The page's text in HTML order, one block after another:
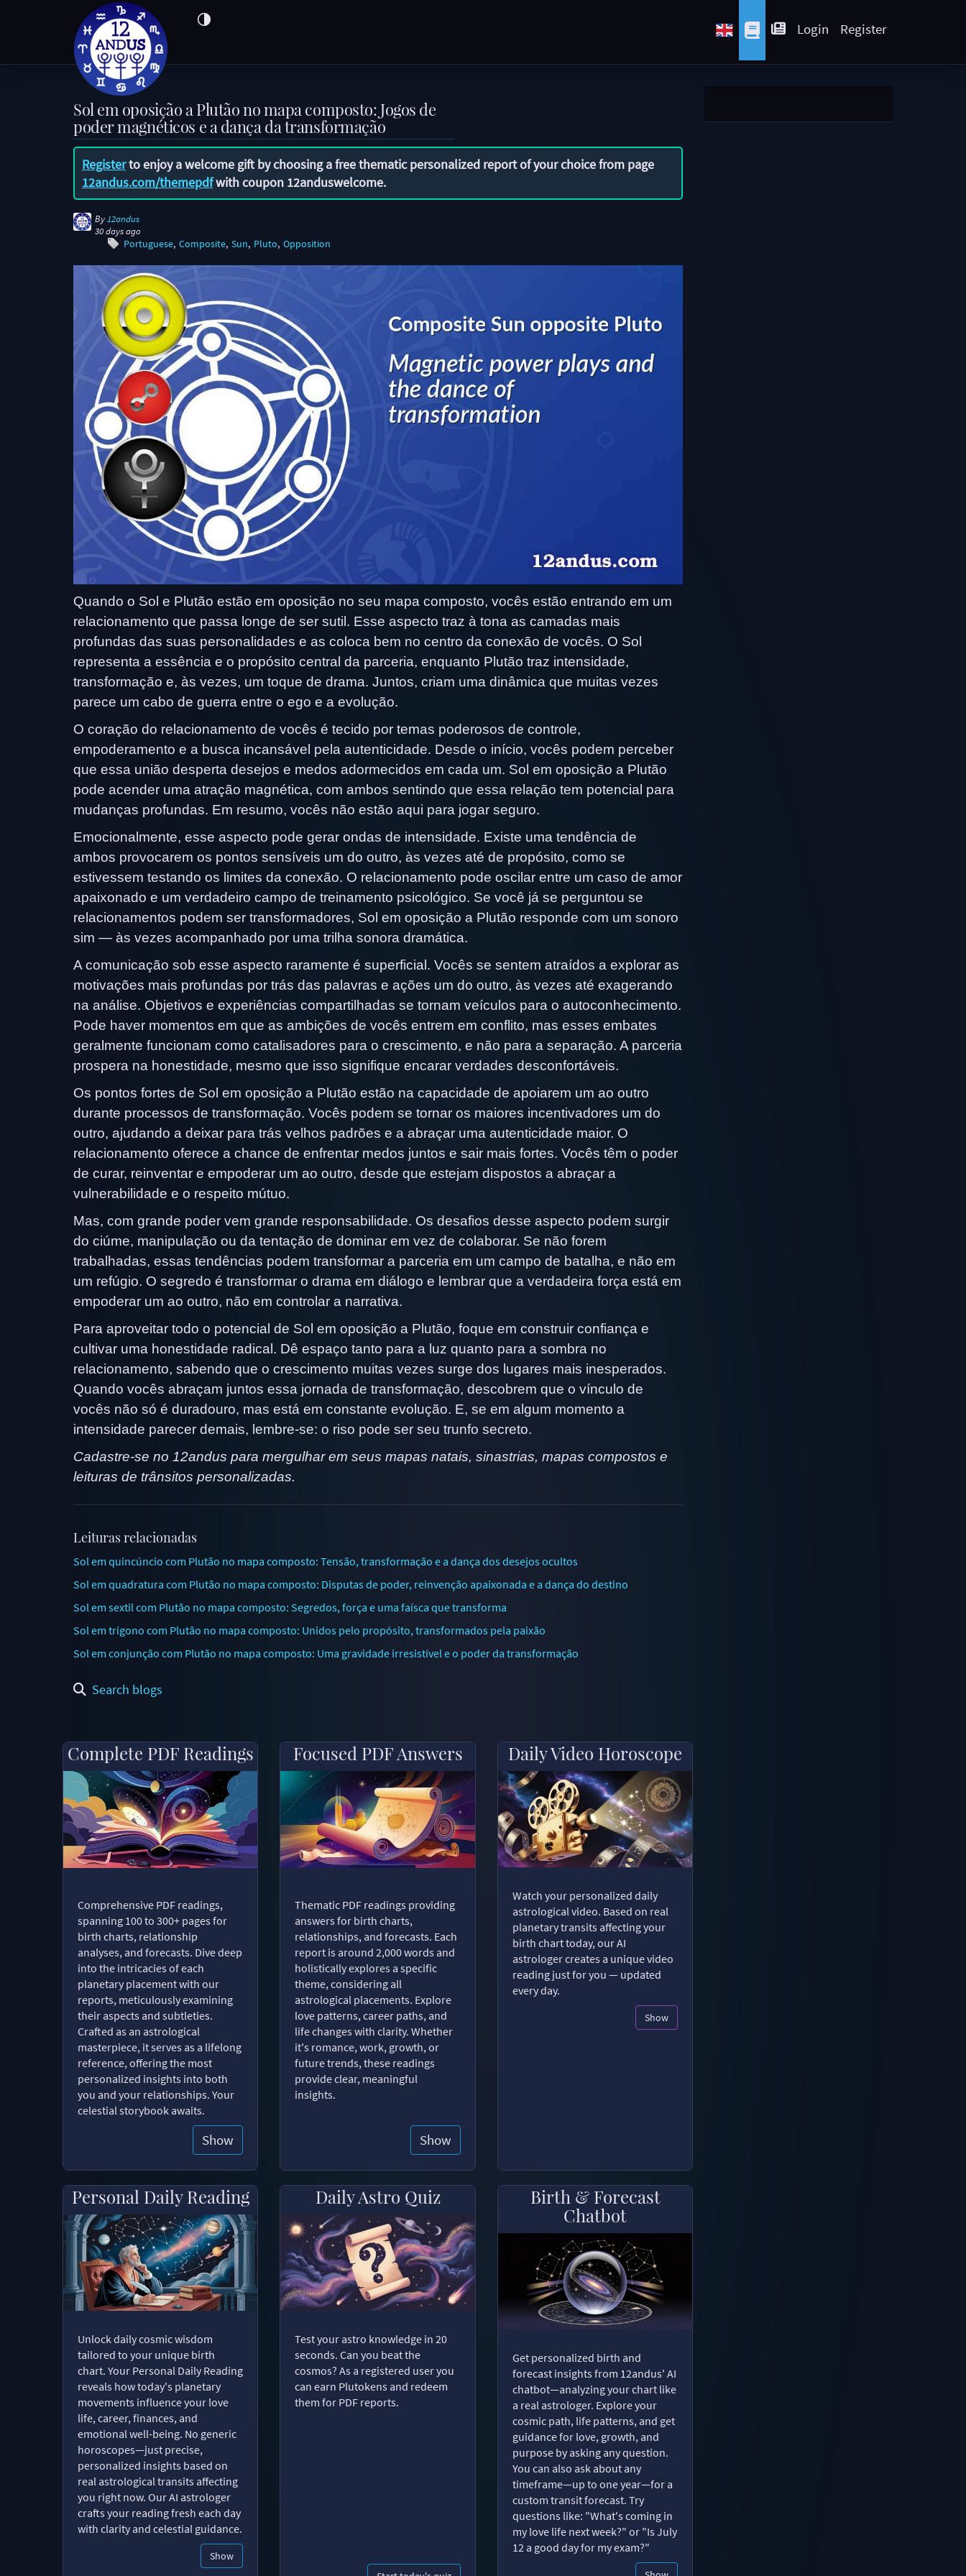
Login Register
Sol em oposição a Plutão no mapa composto: Jogos de
poder magnéticos e a dança da transformação
Registerto enjoy a welcome gift by choosing a free thematic personalized report of your choice from page
12andus.com/themepdfwith coupon 12anduswelcome.
By 12andus
30 days ago
Portuguese Composite Sun Pluto Opposition
Quando o Sol e Plutão estão em oposição no seu mapa composto, vocês estão entrando em um
relacionamento que passa longe de ser sutil. Esse aspecto traz à tona as camadas mais
profundas das suas personalidades e as coloca bem no centro da conexão de vocês. O Sol
representa a essência e o propósito central da parceria, enquanto Plutão traz intensidade,
transformação e, às vezes, um toque de drama. Juntos, criam uma dinâmica que muitas vezes
parece um cabo de guerra entre o ego e a evolução.
O coração do relacionamento de vocês é tecido por temas poderosos de controle,
empoderamento e a busca incansável pela autenticidade. Desde o início, vocês podem perceber
que essa união desperta desejos e medos adormecidos em cada um. Sol em oposição a Plutão
pode acender uma atração magnética, com ambos sentindo que essa relação tem potencial para
mudanças profundas. Em resumo, vocês não estão aqui para jogar seguro.
Emocionalmente, esse aspecto pode gerar ondas de intensidade. Existe uma tendência de
ambos provocarem os pontos sensíveis um do outro, às vezes até de propósito, como se
estivessem testando os limites da conexão. O relacionamento pode oscilar entre um caso de amor
apaixonado e um verdadeiro campo de treinamento psicológico. Se você já se perguntou se
relacionamentos podem ser transformadores, Sol em oposição a Plutão responde com um sonoro
sim — às vezes acompanhado por uma trilha sonora dramática.
A comunicação sob esse aspecto raramente é superficial. Vocês se sentem atraídos a explorar as
motivações mais profundas por trás das palavras e ações um do outro, às vezes até exagerando
na análise. Objetivos e experiências compartilhadas se tornam veículos para o autoconhecimento.
Pode haver momentos em que as ambições de vocês entrem em conflito, mas esses embates
geralmente funcionam como catalisadores para o crescimento, e não para a separação. A parceria
prospera na honestidade, mesmo que isso signifique encarar verdades desconfortáveis.
Os pontos fortes de Sol em oposição a Plutão estão na capacidade de apoiarem um ao outro
durante processos de transformação. Vocês podem se tornar os maiores incentivadores um do
outro, ajudando a deixar para trás velhos padrões e a abraçar uma autenticidade maior. O
relacionamento oferece a chance de enfrentar medos juntos e sair mais fortes. Vocês têm o poder
de curar, reinventar e empoderar um ao outro, desde que estejam dispostos a abraçar a
vulnerabilidade e o respeito mútuo.
Mas, com grande poder vem grande responsabilidade. Os desafios desse aspecto podem surgir
do ciúme, manipulação ou da tentação de dominar em vez de colaborar. Se não forem
trabalhadas, essas tendências podem transformar a parceria em um campo de batalha, e não em
um refúgio. O segredo é transformar o drama em diálogo e lembrar que a verdadeira força está em
empoderar um ao outro, não em controlar a narrativa.
Para aproveitar todo o potencial de Sol em oposição a Plutão, foque em construir confiança e
cultivar uma honestidade radical. Dê espaço tanto para a luz quanto para a sombra no
relacionamento, sabendo que o crescimento muitas vezes surge dos lugares mais inesperados.
Quando vocês abraçam juntos essa jornada de transformação, descobrem que o vínculo de
vocês não só é duradouro, mas está em constante evolução. E, se em algum momento a
intensidade parecer demais, lembre-se: o riso pode ser seu trunfo secreto.
Cadastre-se no 12andus para mergulhar em seus mapas natais, sinastrias, mapas compostos e
leituras de trânsitos personalizadas.
Leituras relacionadas
Sol em quincúncio com Plutão no mapa composto: Tensão, transformação e a dança dos desejos ocultos
Sol em quadratura com Plutão no mapa composto: Disputas de poder, reinvenção apaixonada e a dança do destino
Sol em sextil com Plutão no mapa composto: Segredos, força e uma faísca que transforma
Sol em trígono com Plutão no mapa composto: Unidos pelo propósito, transformados pela paixão
Sol em conjunção com Plutão no mapa composto: Uma gravidade irresistível e o poder da transformação
Search blogs
Complete PDF Readings
Comprehensive PDF readings,
spanning 100 to 300+ pages for
birth charts, relationship
analyses, and forecasts. Dive deep
into the intricacies of each
planetary placement with our
reports, meticulously examining
their aspects and subtleties.
Crafted as an astrological
masterpiece, it serves as a lifelong
reference, offering the most
personalized insights into both
you and your relationships. Your
celestial storybook awaits.
Show
Focused PDF Answers
Thematic PDF readings providing
answers for birth charts,
relationships, and forecasts. Each
report is around 2,000 words and
holistically explores a specific
theme, considering all
astrological placements. Explore
love patterns, career paths, and
life changes with clarity. Whether
it's romance, work, growth, or
future trends, these readings
provide clear, meaningful
insights.
Show
Daily Video Horoscope
Watch your personalized daily
astrological video. Based on real
planetary transits affecting your
birth chart today, our AI
astrologer creates a unique video
reading just for you — updated
every day.
Show
Personal Daily Reading
Unlock daily cosmic wisdom
tailored to your unique birth
chart. Your Personal Daily Reading
reveals how today's planetary
movements influence your love
life, career, finances, and
emotional well-being. No generic
horoscopes—just precise,
personalized insights based on
real astrological transits affecting
you right now. Our AI astrologer
crafts your reading fresh each day
with clarity and celestial guidance.
Show
Daily Astro Quiz
Test your astro knowledge in 20
seconds. Can you beat the
cosmos? As a registered user you
can earn Plutokens and redeem
them for PDF reports.
Birth & Forecast
Chatbot
Get personalized birth and
forecast insights from 12andus' AI
chatbot—analyzing your chart like
a real astrologer. Explore your
cosmic path, life patterns, and get
guidance for love, growth, and
purpose by asking any question.
You can also ask about any
timeframe—up to one year—for a
custom transit forecast. Try
questions like: "What's coming in
my love life next week?" or "Is July
12 a good day for my exam?"